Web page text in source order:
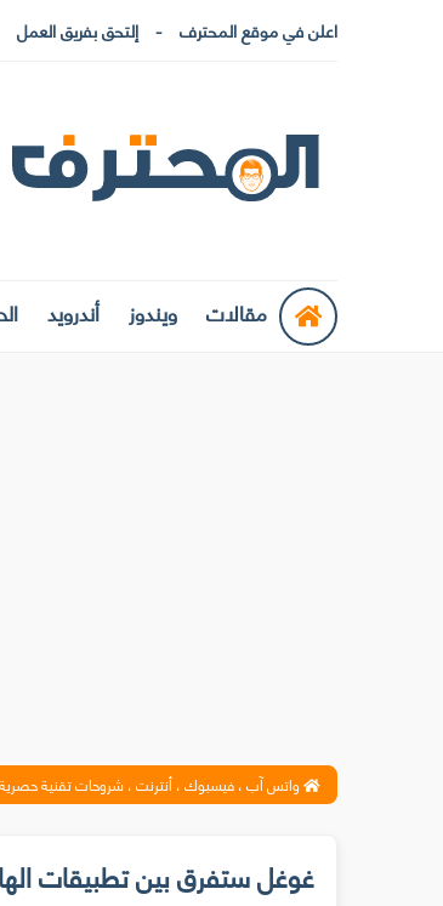
اعلن في موقع المحترف إلتحق بفريق العمل
مقالات ويندوز أندرويد
واتس آب ، فيسبوك ، أنترنت ، شروحات تقنية
غوغل ستفرق بين تطبيقات